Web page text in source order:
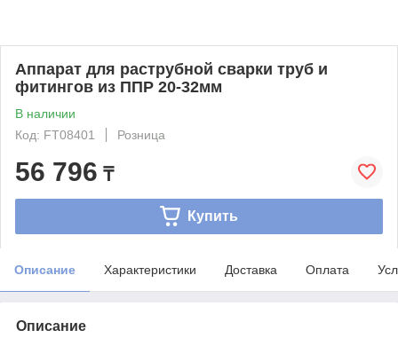
Аппарат для раструбной сварки труб и
фитингов из ППР 20-32мм
В наличии
Код: FT08401
Розница
56 796 ₸
Купить
Описание Характеристики Доставка Оплата
Описание